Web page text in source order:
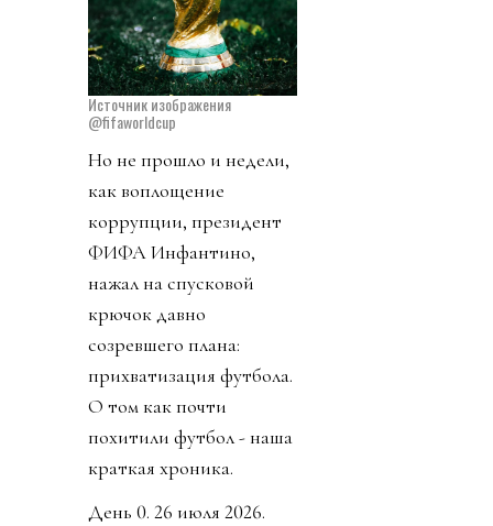
Источник изображения
@fifaworldcup
Но не прошло и недели,
как воплощение
коррупции, президент
ФИФА Инфантино,
нажал на спусковой
крючок давно
созревшего плана:
прихватизация футбола.
О том как почти
похитили футбол - наша
краткая хроника.
День 0. 26 июля 2026.